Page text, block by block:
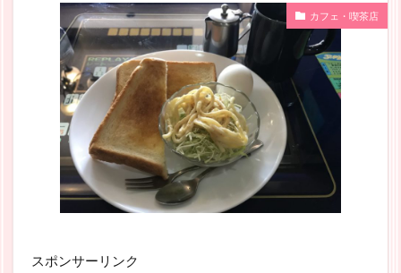
カフェ・喫茶店
スポンサーリンク